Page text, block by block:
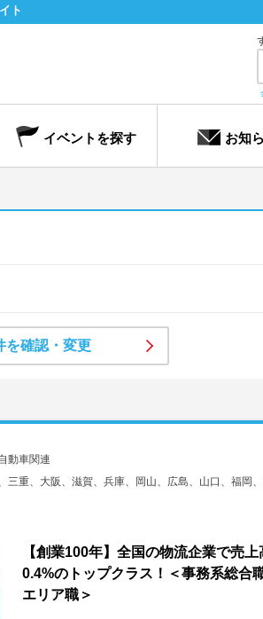
ト
イベントを探す お知
を確認・変更
動車関連
重、大阪、滋賀、兵庫、岡山、広島、山口、福岡、
【創業100年】全国の物流企業で売
0.4%のトップクラス！＜事務系総合
エリア職＞